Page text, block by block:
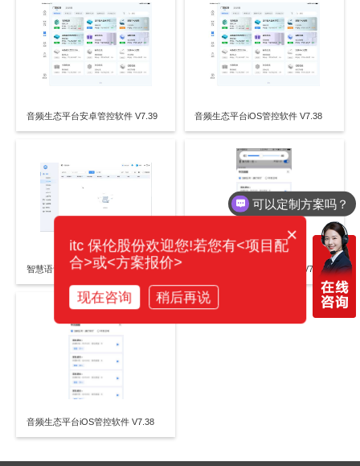
定向广播 应急广播 AI智慧机场广播系统 AI智慧轨道交通广播系统
演讲台、音控、话筒 全部
音频生态平台安卓管控软件 V7.39 音频生态平台iOS管控软件 V7.38
智慧语音导览系统管理软件 V2.119 音频生态平台安卓管控软件 V7.39
音频生态平台iOS管控软件 V7.38
可以定制方案吗？
×
itc 保伦股份欢迎您!若您有<项目配
合>或<方案报价>
现在咨询 稍后再说